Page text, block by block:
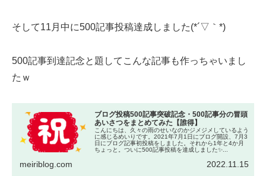
そして11月中に500記事投稿達成しました(*´▽｀*)
500記事到達記念と題してこんな記事も作っちゃいまし
たｗ
ブログ投稿500記事突破記念・500記事分の冒頭
あいさつをまとめてみた【誰得】
こんにちは、久々の雨のせいなのかジメジメしているよう
に感じるめいりです。2021年7月1日にブログ開設、7月3
日にブログ記事初投稿をしました。それから1年と4か月
ちょっと。ついに500記事投稿を達成しました✨...
meiriblog.com 2022.11.15